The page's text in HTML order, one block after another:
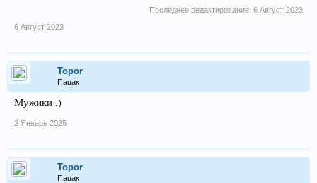
Последнее редактирование: 6 Август 2023
6 Август 2023
Topor
Пацак
Мужики .)
2 Январь 2025
Topor
Пацак